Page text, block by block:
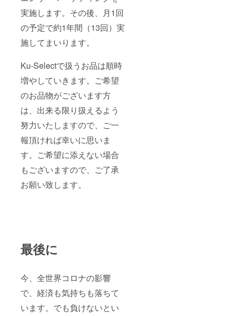
実施します。その後、月1回
の予定で約1年間（13回）実
施してまいります。
Ku-Selectで扱うお品は順時
増やしていきます。ご希望
のお品物がございます方
は、出来る限り扱えるよう
努力いたしますので、ご一
報頂ければ幸いに思いま
す。ご希望に添えない場合
もございますので、ご了承
お願い致します。
最後に
今、全世界コロナの影響
で、経済も気持ちも落ちて
います。でも負けないとい